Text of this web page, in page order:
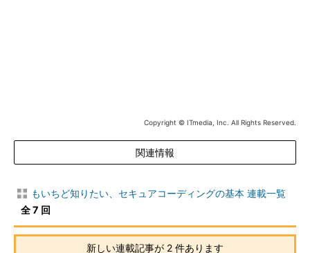
behavior"）と呼ばれます。コード例1では*NULL++ = cが実行さ
れるため、実際にはNULLポインタ参照が発生します（NULLポイ
ンタ、すなわちアドレス0のメモリに入力データを書き込もうと
は何の規定もされていません。我々が普段使うようなPC環境で
は、ユーザーアプリがNULLポインタ参照を起こした場合にはOS
Copyright © ITmedia, Inc. All Rights Reserved.
関連情報
もいちど知りたい、セキュアコーディングの基本 連載一覧
全 7 回
新しい連載記事が 2 件あります